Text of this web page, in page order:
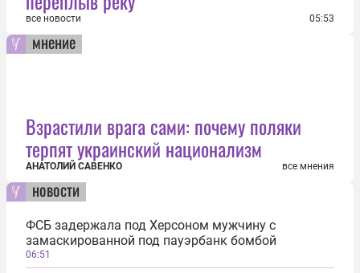
все новости 05:53
мнение
Взрастили врага сами: почему поляки
терпят украинский национализм
АНАТОЛИЙ САВЕНКО все мнения
новости
ФСБ задержала под Херсоном мужчину с
замаскированной под пауэрбанк бомбой
06:51